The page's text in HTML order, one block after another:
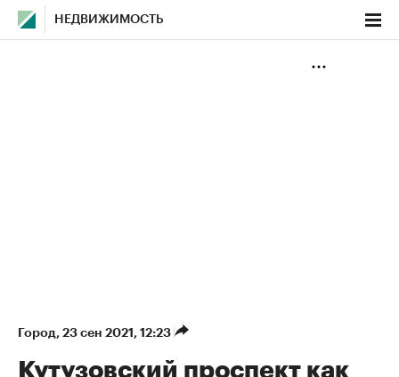
НЕДВИЖИМОСТЬ
Город⁠, 23 сен 2021, 12:23
Кутузовский проспект как